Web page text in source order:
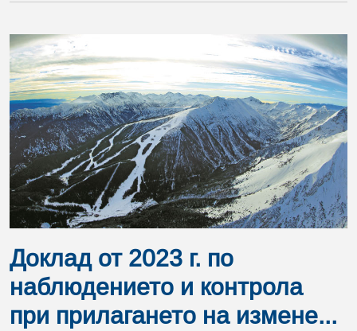
Доклад от 2023 г. по
наблюдението и контрола
при прилагането на измене...